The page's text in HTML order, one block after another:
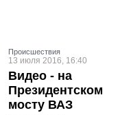
Проиcшествия
13 июля 2016, 16:40
Видео - на
Президентском
мосту ВАЗ